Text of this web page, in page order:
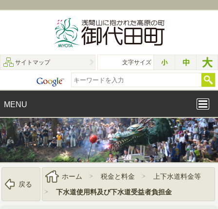
サイトマップ 文字サイズ
MENU
戻る
ホーム 税金と料金
上下水道料金等
下水道使用料及び下水道受益者負担金